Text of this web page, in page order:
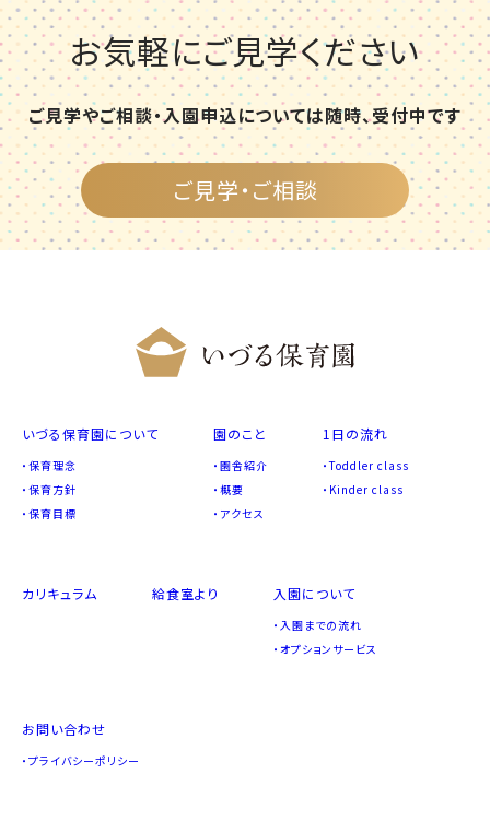
お気軽にご見学ください
ご見学やご相談・入園申込については随時、受付中です
ご見学・ご相談
いづる保育園について
保育理念
保育方針
保育目標
園のこと
園舎紹介
概要
アクセス
1日の流れ
Toddler class
Kinder class
カリキュラム 給食室より 入園について
入園までの流れ
オプションサービス
お問い合わせ
プライバシーポリシー